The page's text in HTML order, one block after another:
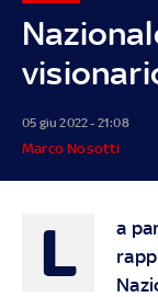
05 giu 2022 - 21:08
Marco Nosotti
L
a